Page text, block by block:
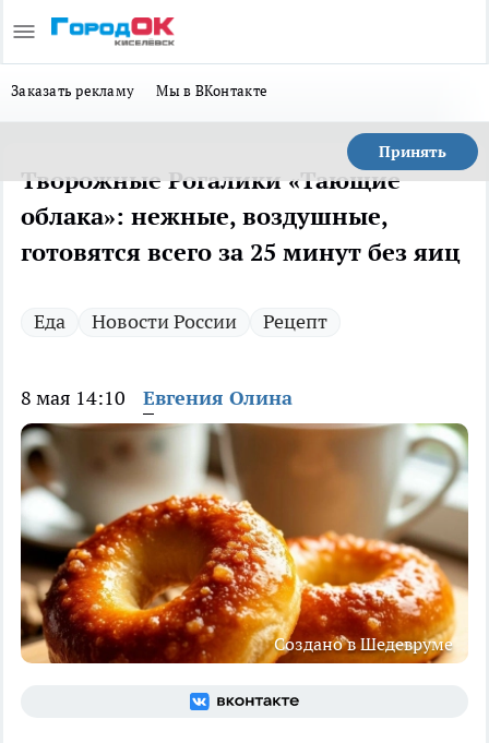
Заказать рекламу Мы в ВКонтакте
Принять
Творожные Рогалики «Тающие
облака»: нежные, воздушные,
готовятся всего за 25 минут без яиц
Еда Новости России Рецепт
8 мая 14:10 Евгения Олина
Создано в Шедевруме